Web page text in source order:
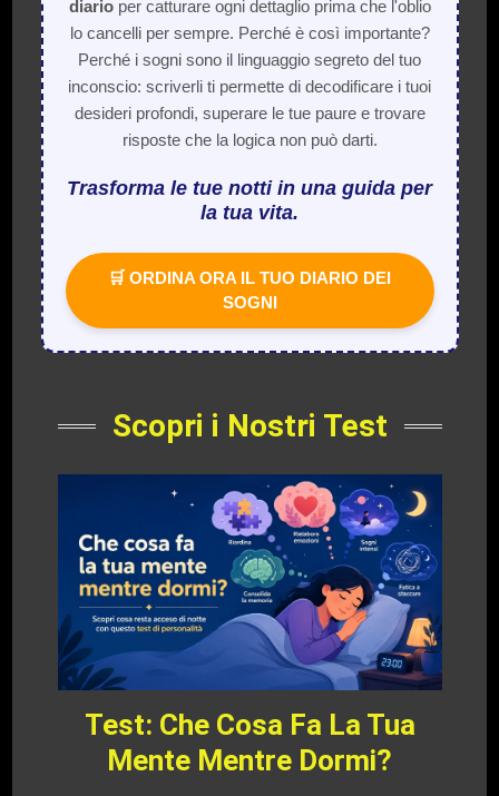
diarioper catturare ogni dettaglio prima che l'oblio
lo cancelli per sempre. Perché è così importante?
Perché i sogni sono il linguaggio segreto del tuo
inconscio: scriverli ti permette di decodificare i tuoi
desideri profondi, superare le tue paure e trovare
risposte che la logica non può darti.
Trasforma le tue notti in una guida per
la tua vita.
🛒 ORDINA ORA IL TUO DIARIO DEI
SOGNI
Scopri i Nostri Test
Test: Che Cosa Fa La Tua
Mente Mentre Dormi?